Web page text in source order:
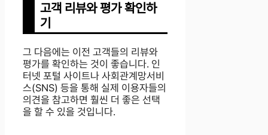
고객 리뷰와 평가 확인하
기
그 다음에는 이전 고객들의 리뷰와
평가를 확인하는 것이 좋습니다. 인
터넷 포털 사이트나 사회관계망서비
스(SNS) 등을 통해 실제 이용자들의
의견을 참고하면 훨씬 더 좋은 선택
을 할 수 있을 것입니다.